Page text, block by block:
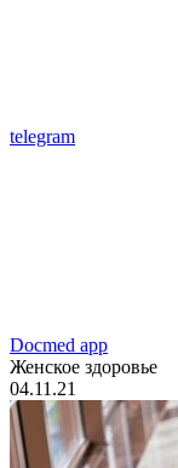
telegram
Docmed app
Женское здоровье
04.11.21